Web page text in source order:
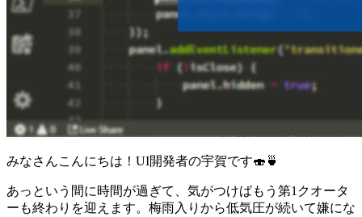
みなさんこんにちは！UI開発者の宇賀です🍣🍵
あっという間に時間が過ぎて、気がつけばもう第1クオータ
ーも終わりを迎えます。梅雨入りから低気圧が続いて嫌にな